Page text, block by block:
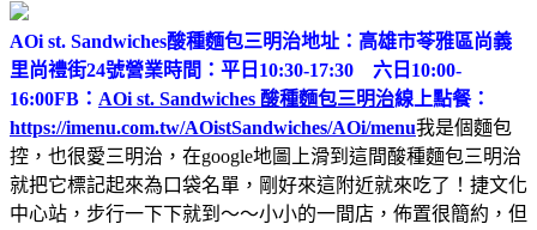
AOi st. Sandwiches酸種麵包三明治地址：高雄市苓雅區尚義
里尚禮街24號營業時間：平日10:30-17:30 六日10:00-
16:00FB： AOi st. Sandwiches 酸種麵包三明治線上點餐：
https://imenu.com.tw/AOistSandwiches/AOi/menu我是個麵包
控，也很愛三明治，在google地圖上滑到這間酸種麵包三明治
就把它標記起來為口袋名單，剛好來這附近就來吃了！捷文化
中心站，步行一下下就到～～小小的一間店，佈置很簡約，但